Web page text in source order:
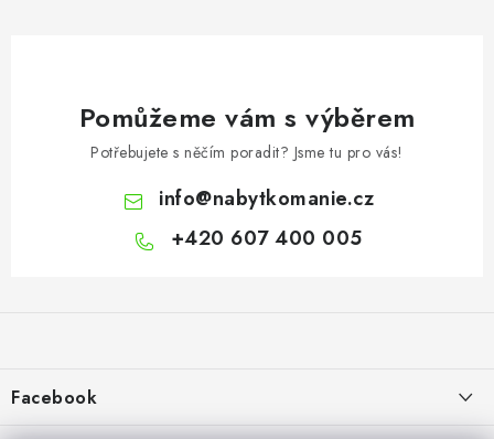
Pomůžeme vám s výběrem
Potřebujete s něčím poradit? Jsme tu pro vás!
info@nabytkomanie.cz
+420 607 400 005
aFacebook